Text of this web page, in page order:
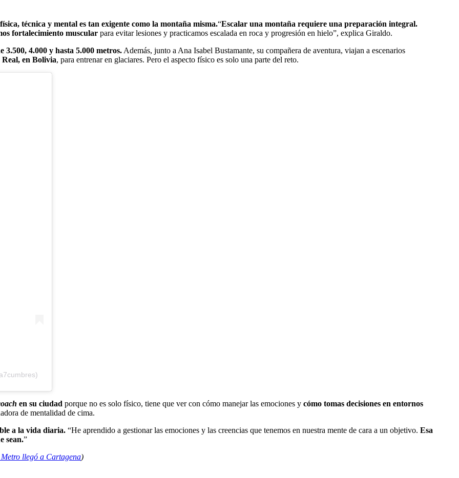
técnica y mental es tan exigente como la montaña misma.“Escalar una montaña requiere una preparación integral.
fortalecimiento muscular para evitar lesiones y practicamos escalada en roca y progresión en hielo”, explica Giraldo.
3.500, 4.000 y hasta 5.000 metros. Además, junto a Ana Isabel Bustamante, su compañera de aventura, viajan a escenarios
en Bolivia, para entrenar en glaciares. Pero el aspecto físico es solo una parte del reto.
en su ciudad porque no es solo físico, tiene que ver con cómo manejar las emociones y cómo tomas decisiones en entornos
de mentalidad de cima.
a la vida diaria. “He aprendido a gestionar las emociones y las creencias que tenemos en nuestra mente de cara a un objetivo. Esa
sean.”
llegó a Cartagena)